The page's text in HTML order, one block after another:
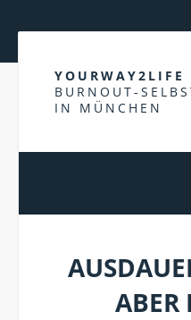
YOURWAY2LIFE
BURNOUT-
IN MÜNCHEN
ABER